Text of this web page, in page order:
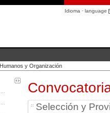
Idioma · language
y Organización
Selección y